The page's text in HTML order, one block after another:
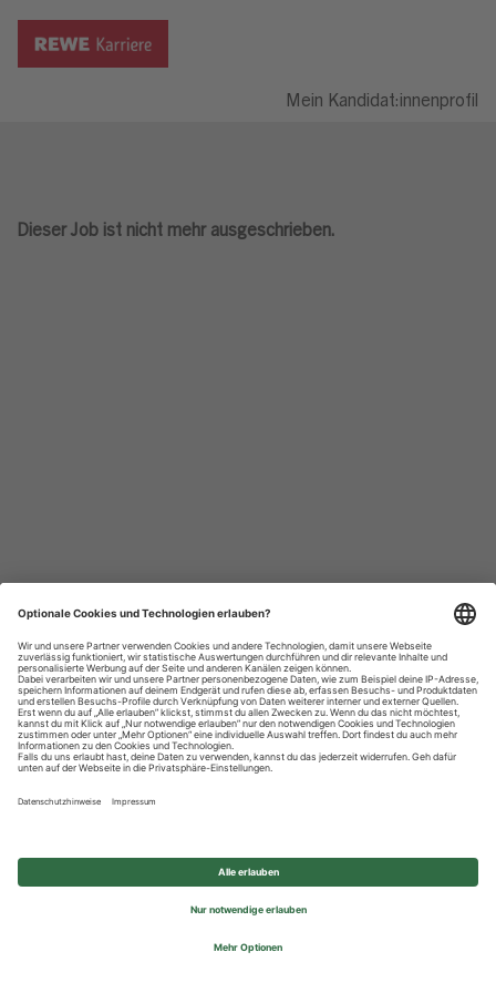
Mein Kandidat:innenprofil
Dieser Job ist nicht mehr ausgeschrieben.
Datenschutzhinweise
Impressum
Privatsphäre-Einstellungen
© 2026 REWE Group - All rights reserved